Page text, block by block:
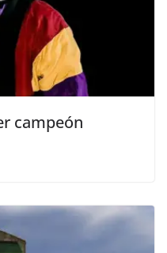
campeón